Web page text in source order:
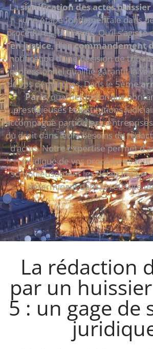
Lasignification des actes huissier
une étape fondamentale dans
procédures juridiques. Qu’il s’agisse
en justice, d’uncommandement
notification d’une décision de
professionnel qualifié garantit la
de vos démarches. Dans le 5ème
Paris, quartier historique
prestigieuses et institutions
accompagne particuliers,
du droit dans leurs besoins de
d’actes. Notre expertise permet
juridique de vos procédures
scrupuleusement les délais
déterminant dans la réussite
La rédaction
par un
5 : un gage de